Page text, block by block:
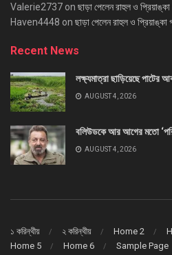
Valerie2737 on ছাড়া পেলেন রাহুল ও প্রিয়াঙ্কা
Haven4448 on ছাড়া পেলেন রাহুল ও প্রিয়াঙ্কা
Recent News
লক্ষ্যমাত্রা ছাড়িয়েছে পাটের
AUGUST 4, 2026
বলিউডকে আর আগের মতো
AUGUST 4, 2026
১ করিন্থীয় ২ করিন্থীয় Home 2
Home 5
Home 6 Sample Page